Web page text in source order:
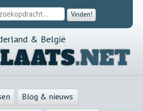
Vinden!
& België
.NET
Blog & nieuws